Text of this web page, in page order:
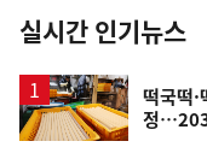
뉴
스
실시간 인기뉴스
떡국떡
정